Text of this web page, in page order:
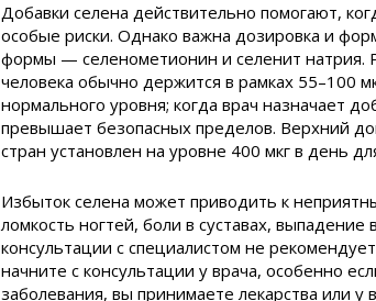
Добавки селена действительно помогают,
особые риски. Однако важна дозировка и
формы — селенометионин и селенит натрия.
человека обычно держится в рамках 55–100
нормального уровня; когда врач назначает
превышает безопасных пределов. Верхний
стран установлен на уровне 400 мкг в день
Избыток селена может приводить к
ломкость ногтей, боли в суставах,
консультации с специалистом не
начните с консультации у врача, особенно
заболевания, вы принимаете лекарства или